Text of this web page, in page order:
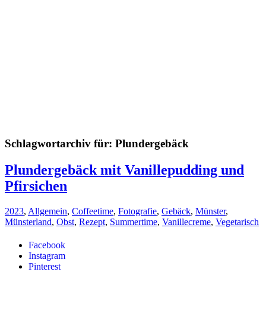
Facebook
Instagram
Pinterest
Schlagwortarchiv für: Plundergebäck
Plundergebäck mit Vanillepudding und
Pfirsichen
2023, Allgemein, Coffeetime, Fotografie, Gebäck, Münster,
Münsterland, Obst, Rezept, Summertime, Vanillecreme, Vegetarisch